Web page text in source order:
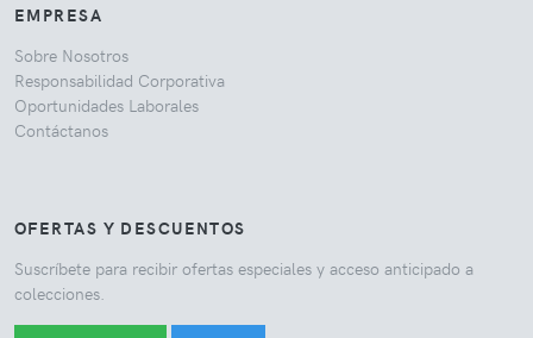
EMPRESA
Sobre Nosotros
Responsabilidad Corporativa
Oportunidades Laborales
Contáctanos
OFERTAS Y DESCUENTOS
Suscríbete para recibir ofertas especiales y acceso anticipado a
colecciones.